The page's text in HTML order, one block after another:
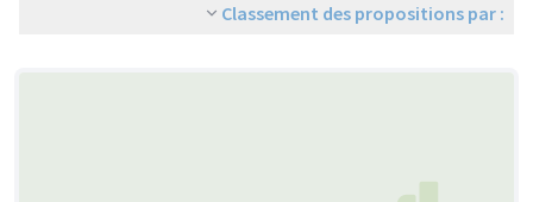
Classement des propositions par :